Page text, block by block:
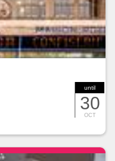
until
30
OCT